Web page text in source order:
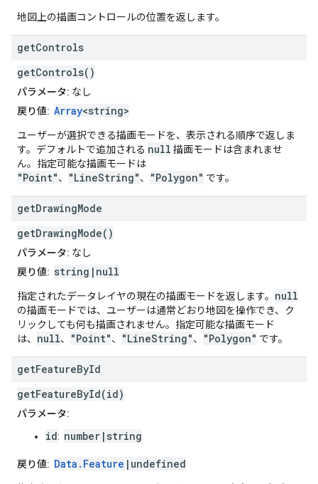
地図上の描画コントロールの位置を返します。
getControls
getControls()
パラメータ: なし
戻り値: Array<string>
ユーザーが選択できる描画モードを、表示される順序で返しま
す。デフォルトで追加される null 描画モードは含まれませ
ん。指定可能な描画モードは
"Point"、 "LineString"、 "Polygon" です。
getDrawingMode
getDrawingMode()
パラメータ: なし
戻り値: string|null
指定されたデータレイヤの現在の描画モードを返します。 null
の描画モードでは、ユーザーは通常どおり地図を操作でき、ク
リックしても何も描画されません。指定可能な描画モード
は、 null、 "Point"、 "LineString"、 "Polygon" です。
getFeatureById
getFeatureById(id)
パラメータ:
id: number|string
戻り値: Data.Feature |undefined